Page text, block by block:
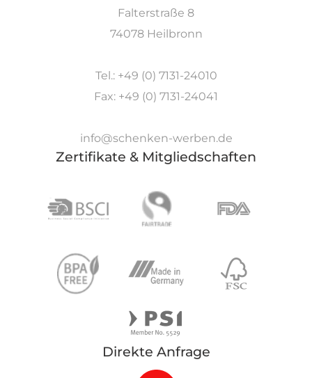
Falterstraße 8
74078 Heilbronn
Tel.: +49 (0) 7131-24010
Fax: +49 (0) 7131-24041
info@schenken-werben.de
Zertifikate & Mitgliedschaften
Direkte Anfrage